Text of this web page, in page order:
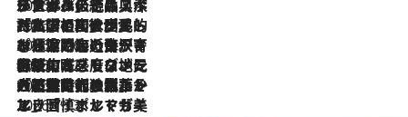
2026.8.8
リスボンの絶品スイーツ「パステル・デ・ナタ」とは？ポルトガル伝統の奥深い世界へ
2026.7.27
「私の祖国はポルトガル語です」国民的詩人フェルナンド・ペソアと、彼が愛した文学の街を歩く
2026.7.26
ポルトガル近海が育む極上の海の幸。キリリと冷えた白ワインと愉しむ、シーフード専門店の贅沢
2026.7.22
伝統の味をモダンに昇華。高感度な地元客が集う、リスボンの最旬ガストロノミー
2026.7.21
大航海時代の栄華から、震災、独裁、そして革命へ。ポルトガル・首都リスボンの石畳に刻まれた「歴史の光と影」
2026.7.13
エッセイ・ヤマザキマリ「慎ましくも美しき国 ポルトガル」